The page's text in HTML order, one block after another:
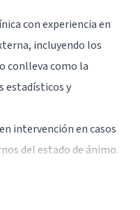
con experiencia en
incluyendo los
conlleva como la
estadísticos y
intervención en casos
del estado de ánimo.